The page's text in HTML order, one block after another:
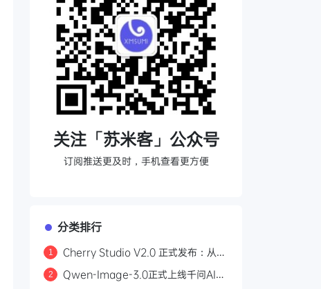
关注「苏米客」公众号
订阅推送更及时，手机查看更方便
分类排行
1
Cherry Studio V2.0 正式发布：从
能工作站
2
Qwen-Image-3.0正式上线千问AI平